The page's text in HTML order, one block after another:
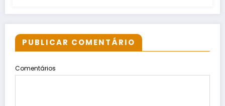
PUBLICAR COMENTÁRIO
Comentários